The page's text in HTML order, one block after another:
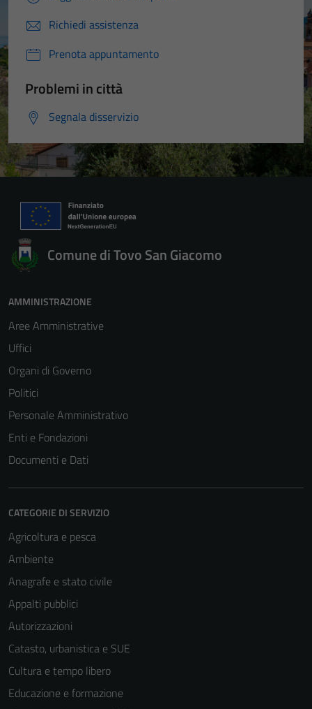
Richiedi assistenza
Prenota appuntamento
Problemi in città
Segnala disservizio
Comune di Tovo San Giacomo
AMMINISTRAZIONE
Aree Amministrative
Uffici
Organi di Governo
Politici
Personale Amministrativo
Enti e Fondazioni
Documenti e Dati
CATEGORIE DI SERVIZIO
Agricoltura e pesca
Ambiente
Anagrafe e stato civile
Appalti pubblici
Autorizzazioni
Catasto, urbanistica e SUE
Cultura e tempo libero
Educazione e formazione
per il